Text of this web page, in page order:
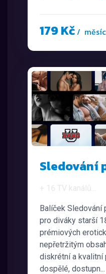
179 Kč/ měsíc
Sledování
+ 16 TV kanálů
Balíček Sledování
pro diváky starší
prémiových
nepřetržitým
diskrétní a kvalitní
dospělé, dostupn...